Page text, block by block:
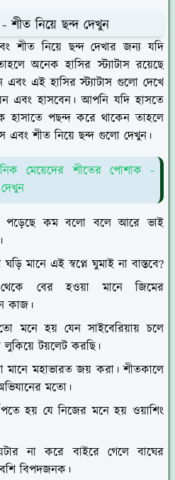
- শীত নিয়ে ছন্দ দেখুন
শীত নিয়ে ছন্দ দেখার জন্য যদি
অনেক হাসির স্ট্যাটাস রয়েছে
এই হাসির স্ট্যাটাস গুলো দেখে
হাসবেন। আপনি যদি হাসতে
হাসাতে পছন্দ করে থাকেন তাহলে
এবং শীত নিয়ে ছন্দ গুলো দেখুন।
মেয়েদের শীতের পোশাক -
পড়েছে কম বলো বলে আরে ভাই
মানে এই স্বপ্নে ঘুমাই না বাস্তবে?
বের হওয়া মানে জিমের
কাজ।
মনে হয় যেন সাইবেরিয়ায় চলে
লুকিয়ে টয়লেট করছি।
মানে মহাভারত জয় করা। শীতকালে
মতো।
হয় যে নিজের মনে হয় ওয়াশিং
না করে বাইরে গেলে বাঘের
বিপদজনক।